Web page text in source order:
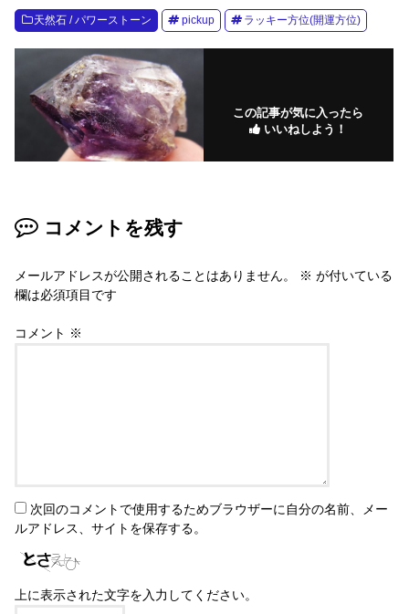
天然石 / パワーストーン pickup ラッキー方位(開運方位)
この記事が気に入ったら
いいねしよう！
コメントを残す
メールアドレスが公開されることはありません。 ※ が付いている
欄は必須項目です
コメント ※
次回のコメントで使用するためブラウザーに自分の名前、メー
ルアドレス、サイトを保存する。
上に表示された文字を入力してください。